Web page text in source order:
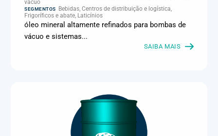
vácuo
SEGMENTOS
Bebidas, Centros de distribuição e logística,
Frigoríficos e abate, Laticínios
óleo mineral altamente refinados para bombas de
vácuo e sistemas...
SAIBA MAIS